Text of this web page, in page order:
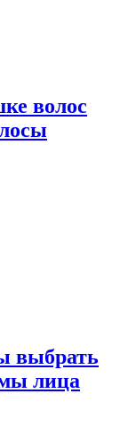
волос
выбрать
лица